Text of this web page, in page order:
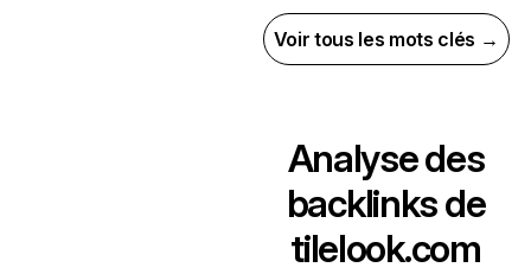
Voir tous les mots clés →
Analyse des
backlinks de
tilelook.com